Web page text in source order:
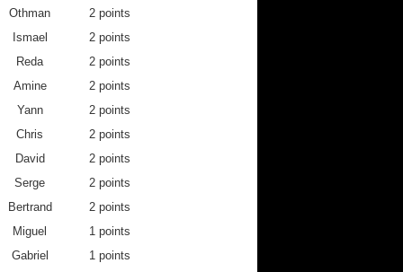
0
4
0
0
0
0
0
4
10
0
0
0
2
0
4
0
0
0
0
0
0
Othman
2 points
Ismael
2 points
Reda
2 points
Amine
2 points
Yann
2 points
Chris
2 points
David
2 points
Serge
2 points
Bertrand
2 points
Miguel
1 points
Gabriel
1 points